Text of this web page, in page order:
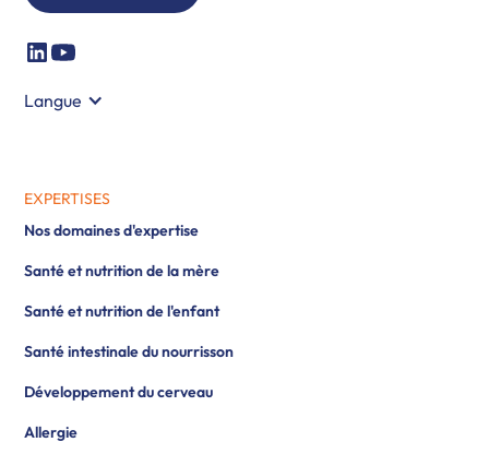
Langue
EXPERTISES
Nos domaines d'expertise
Santé et nutrition de la mère
Santé et nutrition de l'enfant
Santé intestinale du nourrisson
Développement du cerveau
Allergie